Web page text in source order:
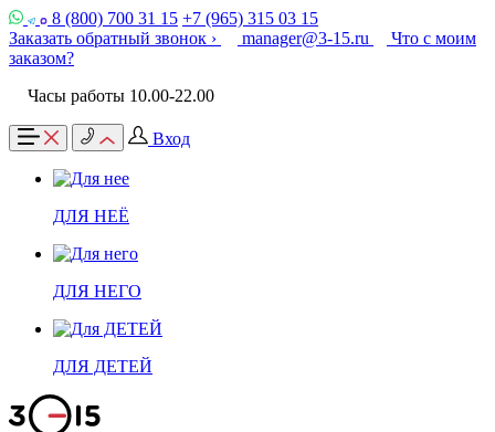
8 (800) 700 31 15 +7 (965) 315 03 15
Заказать обратный звонок ›
manager@3-15.ru
Что с моим
заказом?
Часы работы 10.00-22.00
Вход
ДЛЯ НЕЁ
ДЛЯ НЕГО
ДЛЯ ДЕТЕЙ